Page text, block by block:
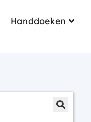
Handdoeken